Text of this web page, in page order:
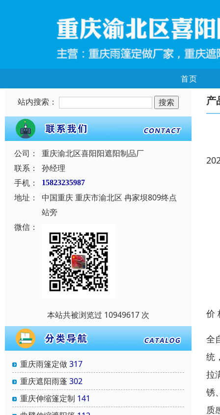
首页
站内搜索：
公司：
重庆渝北区喜阳阳遮阳制品厂
联系：
孙经理
手机：
15823235987
地址：
中国重庆 重庆市渝北区 冉家坝809终点
站旁
微信：
本站共被浏览过 10949617 次
重庆雨篷定做317
重庆遮阳雨蓬302
重庆伸缩篷定制 141
产
价
全
统
拉
锈
质